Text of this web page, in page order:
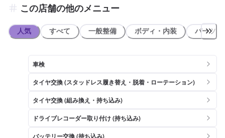
この店舗の他のメニュー
人気 すべて 一般整備 ボディ・内装 パーツ取
車検
タイヤ交換 (スタッドレス履き替え・脱着・ローテーション)
タイヤ交換 (組み換え・持ち込み)
ドライブレコーダー取り付け (持ち込み)
バッテリー交換 (持ち込み)